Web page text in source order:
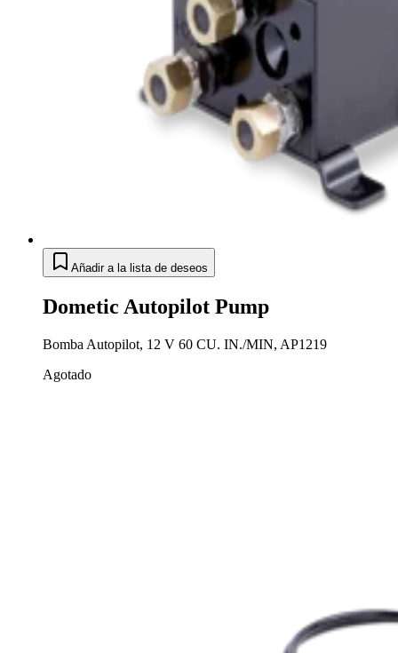
Añadir a la lista de deseos
Dometic Autopilot Pump
Bomba Autopilot, 12 V 60 CU. IN./MIN, AP1219
Agotado